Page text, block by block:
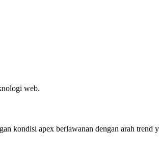
web.
kondisi apex berlawanan dengan arah trend